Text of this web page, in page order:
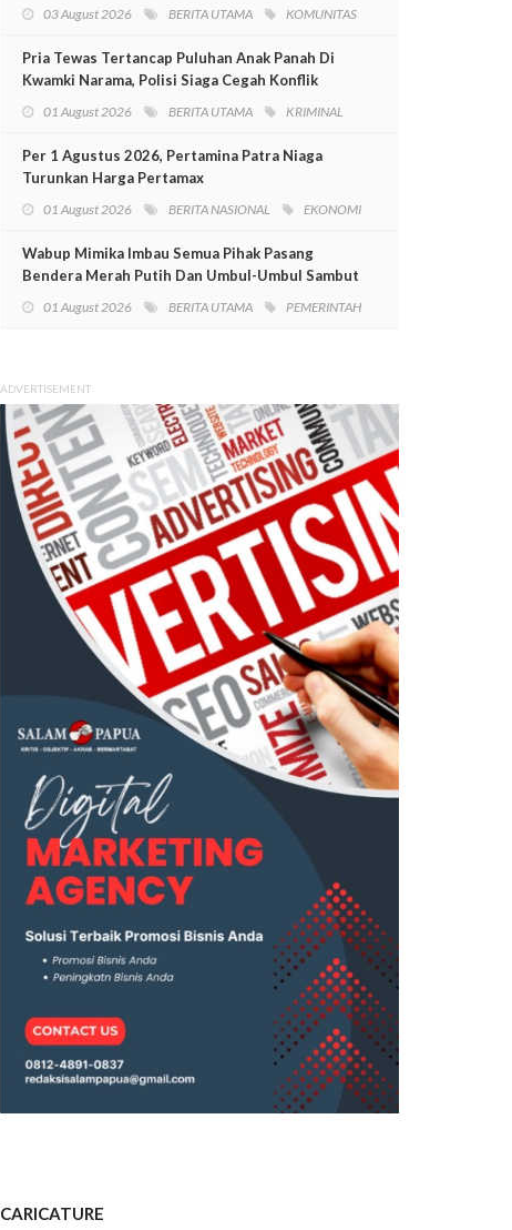
03 August 2026 BERITA UTAMA KOMUNITAS
Pria Tewas Tertancap Puluhan Anak Panah Di
Kwamki Narama, Polisi Siaga Cegah Konflik
01 August 2026 BERITA UTAMA KRIMINAL
Per 1 Agustus 2026, Pertamina Patra Niaga
Turunkan Harga Pertamax
01 August 2026 BERITA NASIONAL EKONOMI
Wabup Mimika Imbau Semua Pihak Pasang
Bendera Merah Putih Dan Umbul-Umbul Sambut
01 August 2026 BERITA UTAMA PEMERINTAH
ADVERTISEMENT
CARICATURE